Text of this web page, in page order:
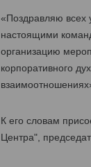
«Поздравляю всех
настоящими
организацию
корпоративного
К его словам
Центра",